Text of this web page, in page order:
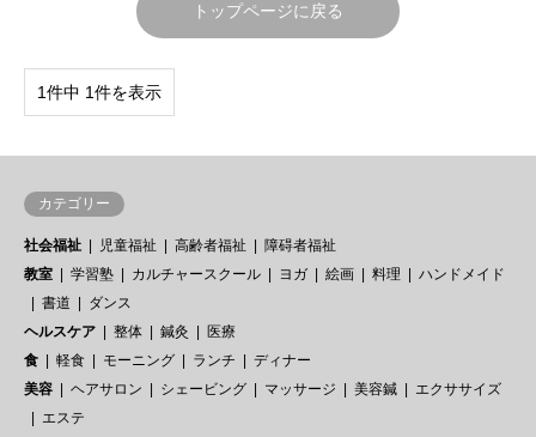
トップページに戻る
1件中 1件を表示
カテゴリー
社会福祉 児童福祉 高齢者福祉
障碍者福祉
教室
学習塾 カルチャースクール ヨガ 絵画 料理
ハンドメイド
書道
ダンス
ヘルスケア
整体 鍼灸
医療
食
軽食 モーニング ランチ
ディナー
美容
ヘアサロン シェービング マッサージ 美容鍼
エクササイズ
エステ